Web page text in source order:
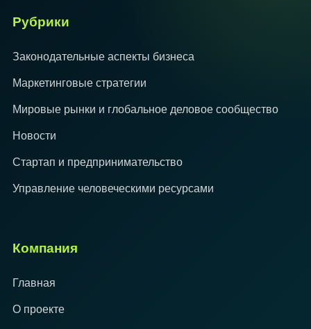
Рубрики
Законодательные аспекты бизнеса
Маркетинговые стратегии
Мировые рынки и глобальное деловое сообщество
Новости
Стартап и предпринимательство
Управление человеческими ресурсами
Компания
Главная
О проекте